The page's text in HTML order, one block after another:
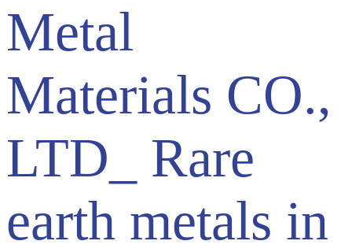
Metal
Materials CO.,
LTD_ Rare
earth metals in